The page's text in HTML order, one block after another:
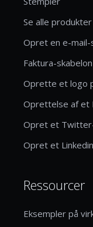
Se alle produkter
Opret en e-mail-
Faktura-skabelon
Oprette et logo
Oprettelse af et
Opret et
Opret et
Ressourcer
Eksempler på